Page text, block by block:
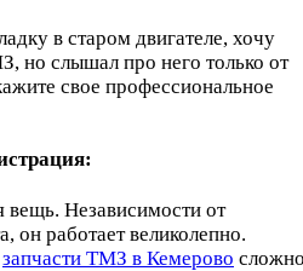
в старом двигателе, хочу
но слышал про него только от
свое профессиональное
вещь. Независимости от
он работает великолепно.
запчасти ТМЗ в Кемерово